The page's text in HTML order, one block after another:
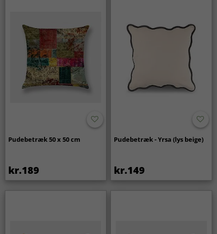
Pudebetræk 50 x 50 cm
kr.189
Pudebetræk - Yrsa (lys beige)
kr.149